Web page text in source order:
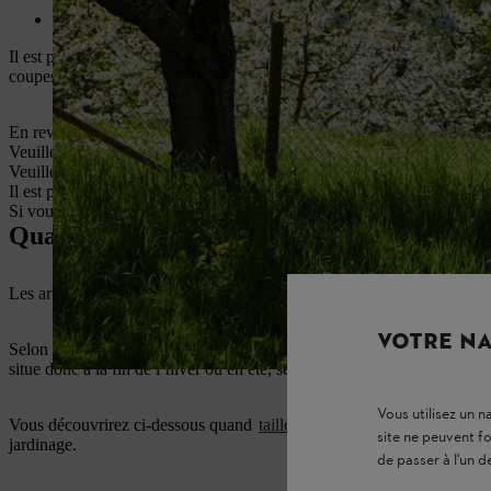
Toujours tailler les arbres fruitiers lorsque la température est
Il est préférable de tailler de nombreux arbres fruitiers à pépins,
coupes guérissent rapidement au printemps et que le risque de
En revanche, il est préférable de tailler les arbres fruitiers à noyau à
Veuillez noter que la loi peut interdire la taille pendant certaines
Veuillez noter que la loi peut interdire la taille pendant certaines
Il est préférable de tailler les arbres fruitiers à pépins comme les
Si vous ne taillez pas un arbre fruitier, vous nuirez à sa croissance et
Quand tailler les arbres fruitiers ? Le
Les arbres fruitiers doivent être taillés régulièrement. Vous favoriserez
Selon l’essence de l’arbre, le moment idéal pour la taille des arbres
situe donc à la fin de l’hiver ou en été, selon l’essence de l’arbre
Vous découvrirez ci-dessous quand tailler votre arbre fruitier le plus
jardinage.
VOTRE
Vous utilisez un
site ne peuvent
de passer à l'un